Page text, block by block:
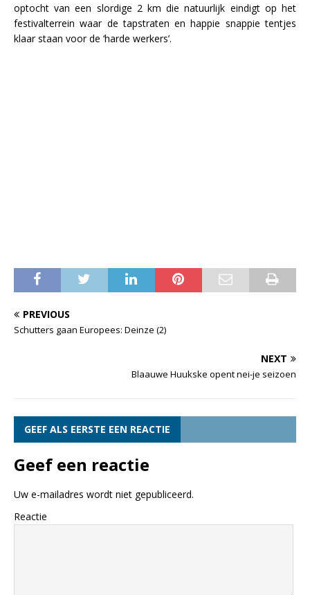
optocht van een slordige 2 km die natuurlijk eindigt op het
festivalterrein waar de tapstraten en happie snappie tentjes
klaar staan voor de ‘harde werkers’.
PREVIOUS
Schutters gaan Europees: Deinze (2)
NEXT
Blaauwe Huukske opent nei-je seizoen
GEEF ALS EERSTE EEN REACTIE
Geef een reactie
Uw e-mailadres wordt niet gepubliceerd.
Reactie